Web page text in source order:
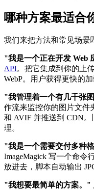
哪种方案最适合
我们来把方法和常见场景
"我是一个正在开发 Web
API。把它集成到你的上
WebP。用户获得更快的
"我管理着一个有几千张
作流来监控你的图片文件
和 AVIF 并推送到 CDN
理。
"我是一个需要交付多种
ImageMagick 写一个命令
放进去，脚本自动输出
"我想要最简单的方案。"